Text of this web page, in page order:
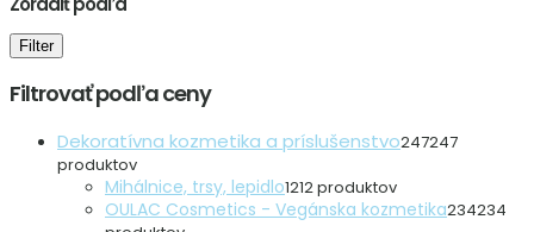
Filter
Filtrovať podľa ceny
Dekoratívna kozmetika a príslušenstvo247247
produktov
Mihálnice, trsy, lepidlo1212 produktov
OULAC Cosmetics - Vegánska kozmetika234234